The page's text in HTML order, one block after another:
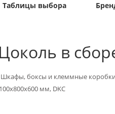
Таблицы выбора
в
Шкафы, боксы и клеммные коробки
мм, DKC